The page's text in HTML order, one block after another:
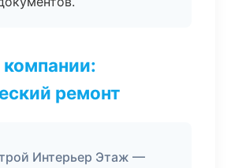
ремонт
Интерьер Этаж —